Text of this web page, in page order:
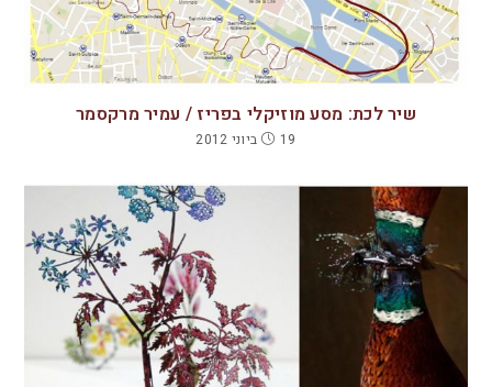
שיר לכת: מסע מוזיקלי בפריז / עמיר מרקסמר
19 ביוני 2012